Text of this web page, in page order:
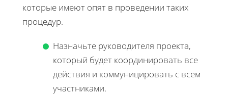
которые имеют опят в проведении таких
процедур.
Назначьте руководителя проекта,
который будет координировать все
действия и коммуницировать с всем
участниками.